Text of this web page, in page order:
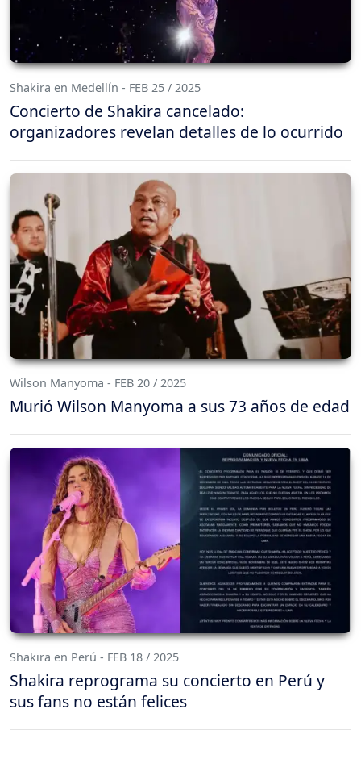
Shakira en Medellín - FEB 25 / 2025
Concierto de Shakira cancelado:
organizadores revelan detalles de lo ocurrido
Wilson Manyoma - FEB 20 / 2025
Murió Wilson Manyoma a sus 73 años de edad
Shakira en Perú - FEB 18 / 2025
Shakira reprograma su concierto en Perú y
sus fans no están felices